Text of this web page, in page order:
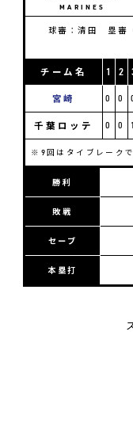
MARINES
球審：清田 塁審
チーム名 1 2
宮崎 0 0
千葉ロッテ 0 0 1
※9回はタイブレーク
勝利
敗戦
セーブ
本塁打